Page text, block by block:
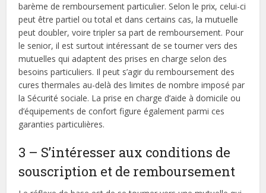
barème de remboursement particulier. Selon le prix, celui-ci
peut être partiel ou total et dans certains cas, la mutuelle
peut doubler, voire tripler sa part de remboursement. Pour
le senior, il est surtout intéressant de se tourner vers des
mutuelles qui adaptent des prises en charge selon des
besoins particuliers. Il peut s’agir du remboursement des
cures thermales au-delà des limites de nombre imposé par
la Sécurité sociale. La prise en charge d’aide à domicile ou
d’équipements de confort figure également parmi ces
garanties particulières.
3 – S’intéresser aux conditions de
souscription et de remboursement